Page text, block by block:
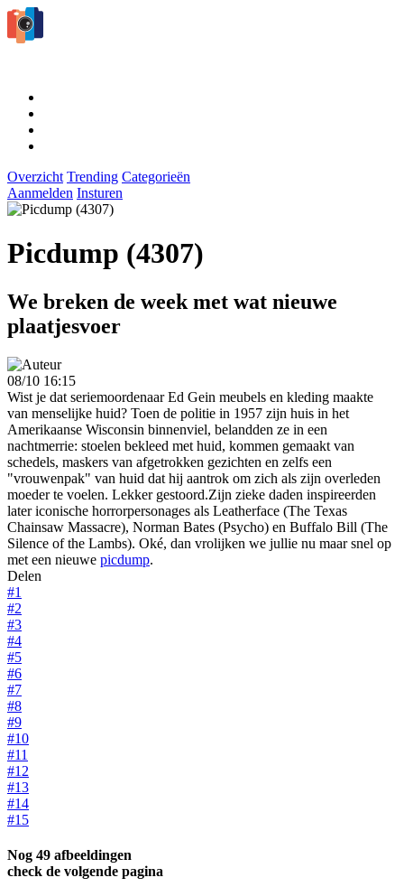
Overzicht Trending Categorieën
Aanmelden Insturen
Picdump (4307)
We breken de week met wat nieuwe
plaatjesvoer
08/10 16:15
Wist je dat seriemoordenaar Ed Gein meubels en kleding maakte
van menselijke huid? Toen de politie in 1957 zijn huis in het
Amerikaanse Wisconsin binnenviel, belandden ze in een
nachtmerrie: stoelen bekleed met huid, kommen gemaakt van
schedels, maskers van afgetrokken gezichten en zelfs een
"vrouwenpak" van huid dat hij aantrok om zich als zijn overleden
moeder te voelen. Lekker gestoord.Zijn zieke daden inspireerden
later iconische horrorpersonages als Leatherface (The Texas
Chainsaw Massacre), Norman Bates (Psycho) en Buffalo Bill (The
Silence of the Lambs). Oké, dan vrolijken we jullie nu maar snel op
met een nieuwe picdump.
Delen
#1
#2
#3
#4
#5
#6
#7
#8
#9
#10
#11
#12
#13
#14
#15
Nog 49 afbeeldingen
check de volgende pagina